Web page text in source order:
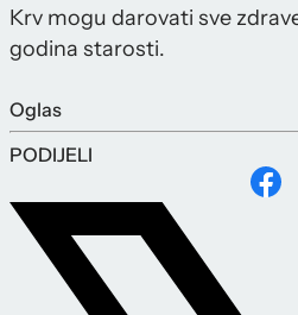
Krv mogu darovati sve
godina starosti.
Oglas
PODIJELI